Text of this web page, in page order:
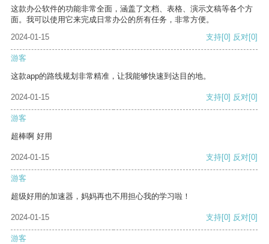
这款办公软件的功能非常全面，涵盖了文档、表格、演示文稿等各个方
面。我可以使用它来完成日常办公的所有任务，非常方便。
2024-01-15
支持[0] 反对[0]
游客
这款app的路线规划非常精准，让我能够快速到达目的地。
2024-01-15 支持[0] 反对[0]
游客
超棒啊 好用
2024-01-15 支持[0] 反对[0]
游客
超级好用的加速器，妈妈再也不用担心我的学习啦！
2024-01-15 支持[0] 反对[0]
游客